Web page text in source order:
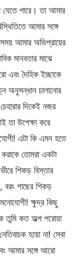
পারে। তা আমার
আমার সঙ্গে
আমার অভিপ্রায়ের
মানবতার মাঝে
এবং দৈহিক ইচ্ছাকে
অনুসন্ধান চালানোর
দিকেই নজর
তা উপেক্ষা করে
এটা কি এমন হতে
তোমরা একটা
শিকড় বিস্তার
বরং গাছের শিকড়
ক্ষুদ্র কিছু
তুমি কত অল্প পরোয়া
হয়ো না! সেবা
আমার সঙ্গে আরো